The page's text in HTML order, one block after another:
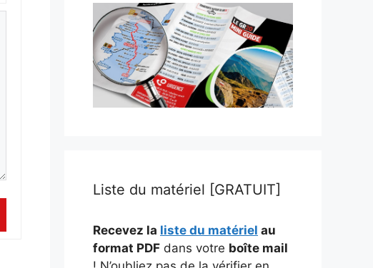
Liste du matériel [GRATUIT]
Recevez la liste du matériel au
format PDF dans votre boîte mail